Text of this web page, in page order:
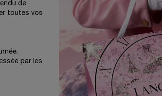
de
toutes vos
par les